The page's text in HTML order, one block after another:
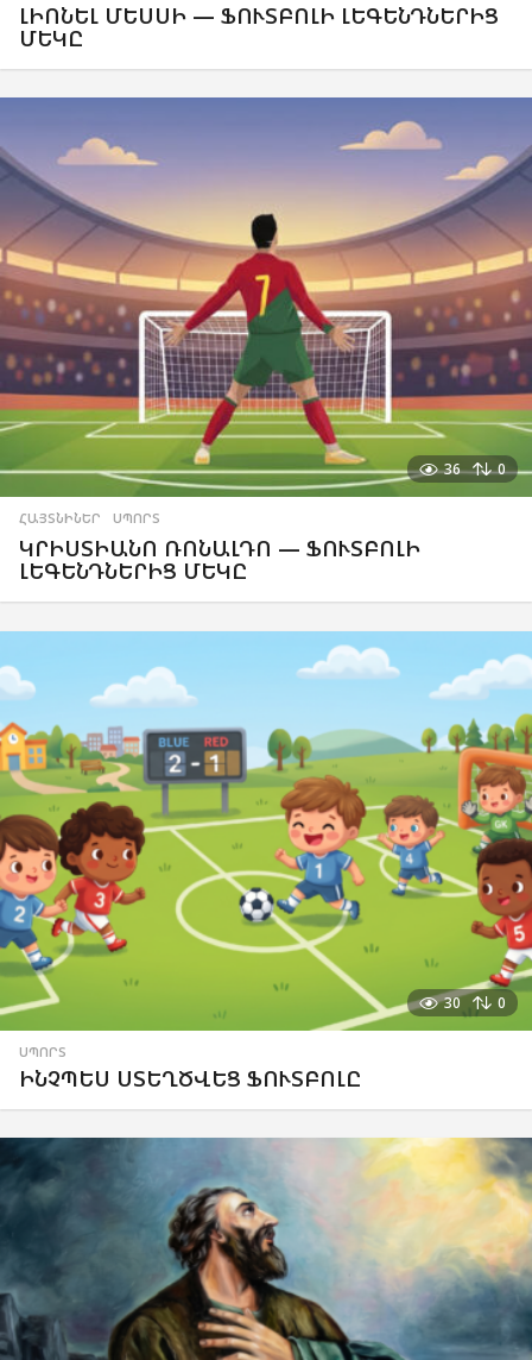
ԼԻՈՆԵԼ ՄԵՍՍԻ — ՖՈՒՏԲՈԼԻ ԼԵԳԵՆԴՆԵՐԻՑ
ՄԵԿԸ
36 0
ՀԱՅՏՆԻՆԵՐ ,ՍՊՈՐՏ
ԿՐԻՍՏԻԱՆՈ ՌՈՆԱԼԴՈ — ՖՈՒՏԲՈԼԻ
ԼԵԳԵՆԴՆԵՐԻՑ ՄԵԿԸ
30 0
ՍՊՈՐՏ
ԻՆՉՊԵՍ ՍՏԵՂԾՎԵՑ ՖՈՒՏԲՈԼԸ